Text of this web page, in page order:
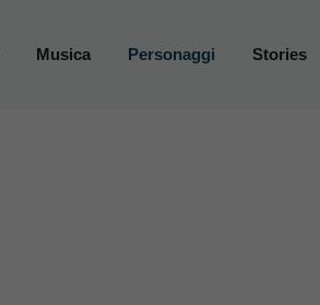
Musica Personaggi Stories